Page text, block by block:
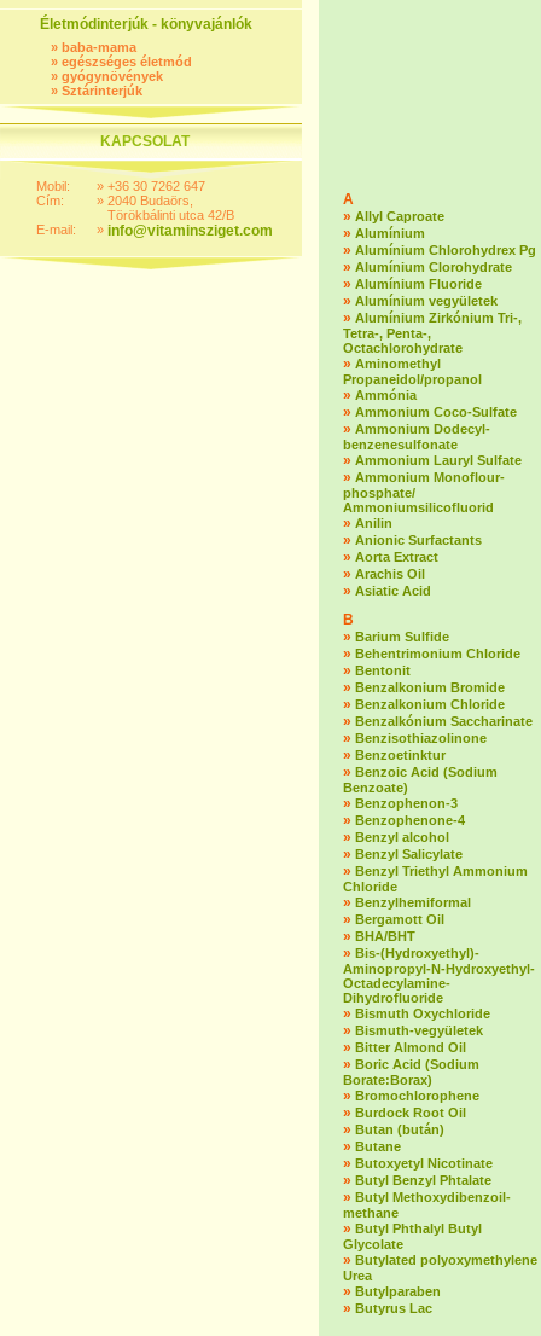
Életmódinterjúk - könyvajánlók
» baba-mama
» egészséges életmód
» gyógynövények
» Sztárinterjúk
KAPCSOLAT
Mobil:
Cím:
E-mail:
»
»
»
+36 30 7262 647
2040 Budaörs,
Törökbálinti utca 42/B
info@vitaminsziget.com
A
» Allyl Caproate
» Alumínium
» Alumínium Chlorohydrex Pg
» Alumínium Clorohydrate
» Alumínium Fluoride
» Alumínium vegyületek
» Alumínium Zirkónium Tri-,
Tetra-, Penta-,
Octachlorohydrate
» Aminomethyl
Propaneidol/propanol
» Ammónia
» Ammonium Coco-Sulfate
» Ammonium Dodecyl-
benzenesulfonate
» Ammonium Lauryl Sulfate
» Ammonium Monoflour-
phosphate/
Ammoniumsilicofluorid
» Anilin
» Anionic Surfactants
» Aorta Extract
» Arachis Oil
» Asiatic Acid
B
» Barium Sulfide
» Behentrimonium Chloride
» Bentonit
» Benzalkonium Bromide
» Benzalkonium Chloride
» Benzalkónium Saccharinate
» Benzisothiazolinone
» Benzoetinktur
» Benzoic Acid (Sodium
Benzoate)
» Benzophenon-3
» Benzophenone-4
» Benzyl alcohol
» Benzyl Salicylate
» Benzyl Triethyl Ammonium
Chloride
» Benzylhemiformal
» Bergamott Oil
» BHA/BHT
» Bis-(Hydroxyethyl)-
Aminopropyl-N-Hydroxyethyl-
Octadecylamine-
Dihydrofluoride
» Bismuth Oxychloride
» Bismuth-vegyületek
» Bitter Almond Oil
» Boric Acid (Sodium
Borate:Borax)
» Bromochlorophene
» Burdock Root Oil
» Butan (bután)
» Butane
» Butoxyetyl Nicotinate
» Butyl Benzyl Phtalate
» Butyl Methoxydibenzoil-
methane
» Butyl Phthalyl Butyl
Glycolate
» Butylated polyoxymethylene
Urea
» Butylparaben
» Butyrus Lac